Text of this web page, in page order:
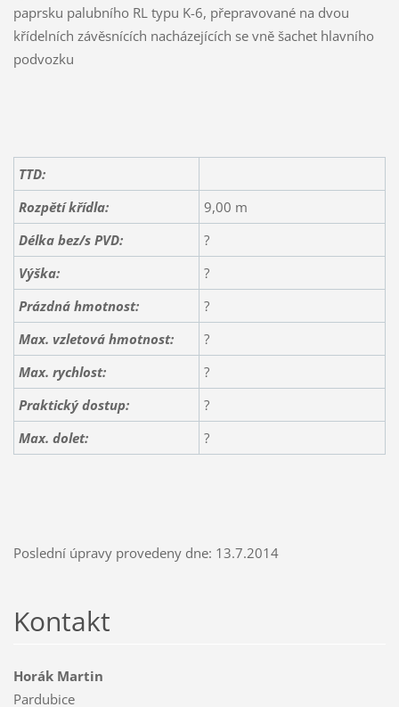
paprsku palubního RL typu K-6, přepravované na dvou
křídelních závěsnících nacházejících se vně šachet hlavního
podvozku
TTD:
Rozpětí křídla:
9,00 m
Délka bez/s PVD:
?
Výška:
?
Prázdná hmotnost:
?
Max. vzletová hmotnost:
?
Max. rychlost:
?
Praktický dostup:
?
Max. dolet:
?
Poslední úpravy provedeny dne: 13.7.2014
Kontakt
Horák Martin
Pardubice